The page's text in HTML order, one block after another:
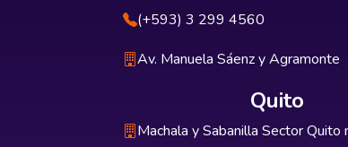
(+593) 3 299 4560
Av. Manuela Sáenz y Agramonte
Quito
Machala y Sabanilla Sector Quito